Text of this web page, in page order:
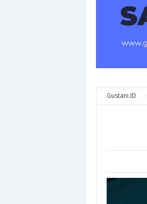
Gustani.ID